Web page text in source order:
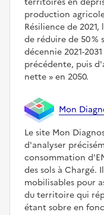
production
Résilience de
de réduire de 50 %
décennie 2021-
précédente, puis
nette
en 2050.
Mon
Le site Mon
d'analyser
consommation
des sols à Chargé.
mobilisables pour
du territoire qui
étant sobre en